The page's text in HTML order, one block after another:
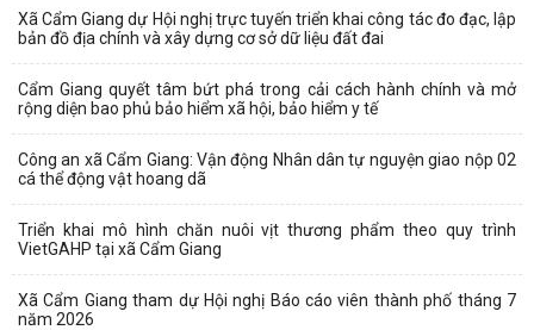
Xã Cẩm Giang dự Hội nghị trực tuyến triển khai công tác đo đạc, lập
bản đồ địa chính và xây dựng cơ sở dữ liệu đất đai
Cẩm Giang quyết tâm bứt phá trong cải cách hành chính và mở
rộng diện bao phủ bảo hiểm xã hội, bảo hiểm y tế
Công an xã Cẩm Giang: Vận động Nhân dân tự nguyện giao nộp 02
cá thể động vật hoang dã
Triển khai mô hình chăn nuôi vịt thương phẩm theo quy trình
VietGAHP tại xã Cẩm Giang
Xã Cẩm Giang tham dự Hội nghị Báo cáo viên thành phố tháng 7
năm 2026